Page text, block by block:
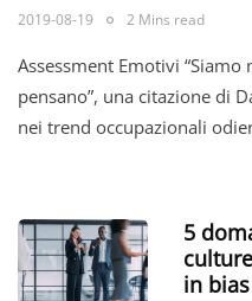
2019-08-19 2 Mins read
Assessment Emotivi
pensano”, una citazione di
nei trend occupazionali
5
in bias